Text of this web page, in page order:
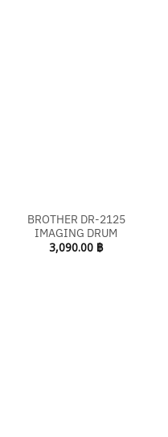
BROTHER DR-2125
IMAGING DRUM
3,090.00 ฿